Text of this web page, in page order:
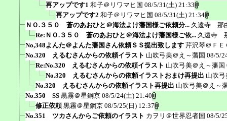
再アップです1 和子＠リワマヒ国 08/5/31(土) 21:33
再アップです2 和子＠リワマヒ国 08/5/31(土) 21:34
ＮＯ.３５０ 蒼のあおひと＠海法よけ藩国様ご依頼分... 久遠寺 那
Re:ＮＯ.３５０ 蒼のあおひと＠海法よけ藩国様ご依... 久遠寺
No,348よんた＠よんた藩国さん依頼ＳＳ提出致します 芹沢琴＠ＦＥ
No.320 えるむさんからの依頼イラスト 山吹弓美＠え～藩国 08/5/
Re:No.320 えるむさんからの依頼イラスト 山吹弓美＠え～藩国
No.320 えるむさんからの依頼イラストおまけ再提出 山吹
No.320 えるむさんからの依頼イラスト再提出 山吹弓美＠え～
No.350 SS 黒霧＠星鋼京 08/5/24(土) 21:40
修正依頼 黒霧＠星鋼京 08/5/25(日) 12:37
No.351 ツカさんからご依頼のイラスト カヲリ＠世界忍者国 08/5/